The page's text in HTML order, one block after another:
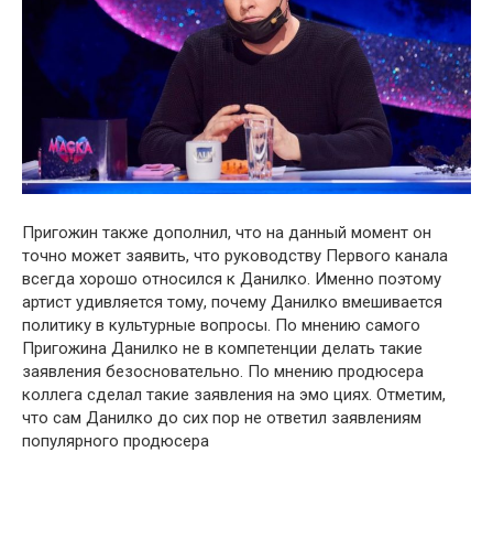
Пригожин также дополнил, что на данный момент он
точно может заявить, что руководству Первого канала
всегда хорошо относился к Данилко. Именно поэтому
артист удивляется тому, почему Данилко вмешивается
политику в культурные вопросы. По мнению самого
Пригожина Данилко не в компeтенции делать такие
заявления безосновательно. По мнению продюсера
коллега сделал такие заявления на эмо циях. Отметим,
что сам Данилко до сих пор не ответил заявлениям
популярного продюсера